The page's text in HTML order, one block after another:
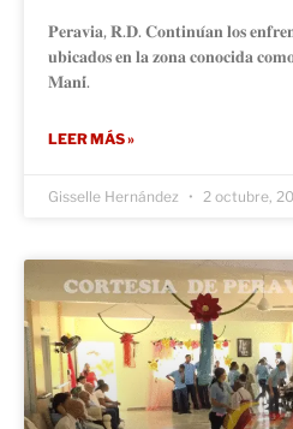
𝐏𝐞𝐫𝐚𝐯𝐢𝐚, 𝐑.𝐃. 𝐂𝐨𝐧𝐭𝐢𝐧𝐮́𝐚𝐧 𝐥𝐨𝐬
𝐮𝐛𝐢𝐜𝐚𝐝𝐨𝐬 𝐞𝐧 𝐥𝐚 𝐳𝐨𝐧𝐚 𝐜𝐨𝐧𝐨𝐜𝐢𝐝𝐚
𝐌𝐚𝐧𝐢́.
LEER MÁS »
Gisselle Hernández 2 octubre,